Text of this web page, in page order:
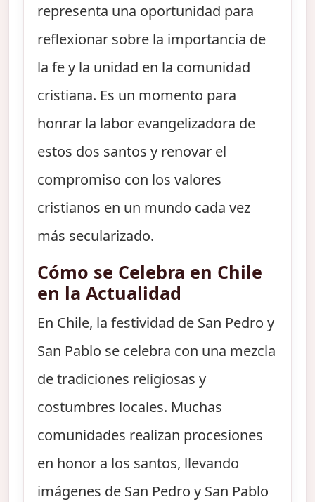
representa una oportunidad para
reflexionar sobre la importancia de
la fe y la unidad en la comunidad
cristiana. Es un momento para
honrar la labor evangelizadora de
estos dos santos y renovar el
compromiso con los valores
cristianos en un mundo cada vez
más secularizado.
Cómo se Celebra en Chile
en la Actualidad
En Chile, la festividad de San Pedro y
San Pablo se celebra con una mezcla
de tradiciones religiosas y
costumbres locales. Muchas
comunidades realizan procesiones
en honor a los santos, llevando
imágenes de San Pedro y San Pablo